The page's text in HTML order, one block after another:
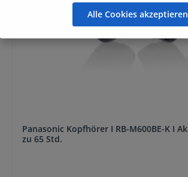
Panasonic Kopfhörer I RB-M600BE-K I Akkulaufzeit bis
zu 65 Std.
Alle Cookies akzeptieren